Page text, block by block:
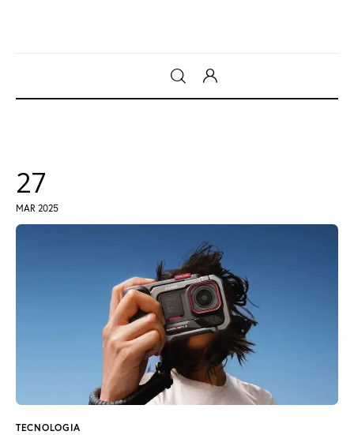
instagramm
threadstwitter-
x
rss
27
MAR 2025
TECNOLOGIA